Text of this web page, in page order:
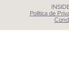
Política de